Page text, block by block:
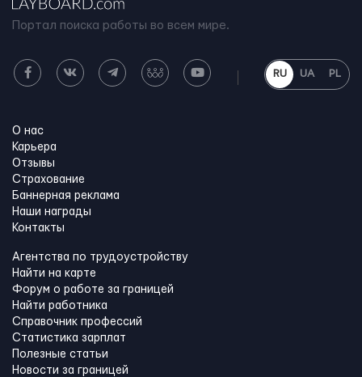
Портал поиска работы во всем мире.
RU UA PL
О нас
Карьера
Отзывы
Страхование
Баннерная реклама
Наши награды
Контакты
Агентства по трудоустройству
Найти на карте
Форум о работе за границей
Найти работника
Справочник профессий
Статистика зарплат
Полезные статьи
Новости за границей